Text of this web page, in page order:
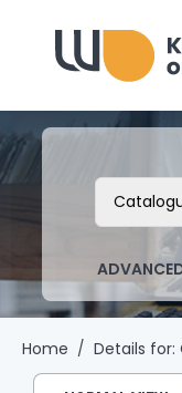
Biblioteka
Search
Home Details for: